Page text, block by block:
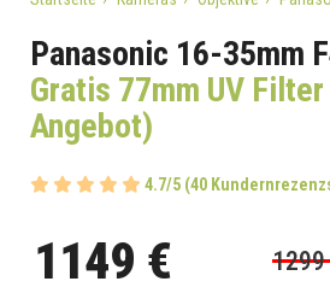
Panasonic 16-35mm
Gratis 77mm UV
Angebot)
4.7/5 (40
1149 € 1299